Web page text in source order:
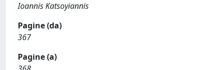
Ioannis Katsoyiannis
Pagine (da)
367
Pagine (a)